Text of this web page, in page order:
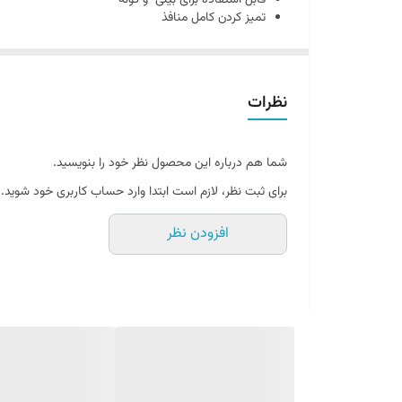
تخلیه جوش سر سیاه
پوست را نرم و لطیف میکند
طرز استفاده از چسب بینی ورقه ای لانبنا:
تمیز کردن کامل منافذ
نظرات
شما هم درباره این محصول نظر خود را بنویسید.
برای ثبت نظر، لازم است ابتدا وارد حساب کاربری خود شوید.
افزودن نظر